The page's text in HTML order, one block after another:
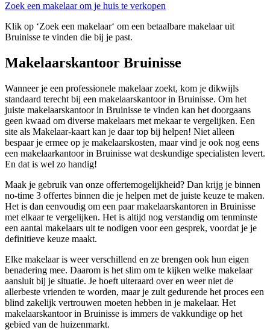
Zoek een makelaar om je huis te verkopen
Klik op ‘Zoek een makelaar‘ om een betaalbare makelaar uit
Bruinisse te vinden die bij je past.
Makelaarskantoor Bruinisse
Wanneer je een professionele makelaar zoekt, kom je dikwijls
standaard terecht bij een makelaarskantoor in Bruinisse. Om het
juiste makelaarskantoor in Bruinisse te vinden kan het doorgaans
geen kwaad om diverse makelaars met mekaar te vergelijken. Een
site als Makelaar-kaart kan je daar top bij helpen! Niet alleen
bespaar je ermee op je makelaarskosten, maar vind je ook nog eens
een makelaarkantoor in Bruinisse wat deskundige specialisten levert.
En dat is wel zo handig!
Maak je gebruik van onze offertemogelijkheid? Dan krijg je binnen
no-time 3 offertes binnen die je helpen met de juiste keuze te maken.
Het is dan eenvoudig om een paar makelaarskantoren in Bruinisse
met elkaar te vergelijken. Het is altijd nog verstandig om tenminste
een aantal makelaars uit te nodigen voor een gesprek, voordat je je
definitieve keuze maakt.
Elke makelaar is weer verschillend en ze brengen ook hun eigen
benadering mee. Daarom is het slim om te kijken welke makelaar
aansluit bij je situatie. Je hoeft uiteraard over en weer niet de
allerbeste vrienden te worden, maar je zult gedurende het proces een
blind zakelijk vertrouwen moeten hebben in je makelaar. Het
makelaarskantoor in Bruinisse is immers de vakkundige op het
gebied van de huizenmarkt.